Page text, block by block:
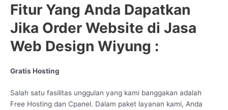
Fitur Yang Anda Dapatkan
Jika Order Website di Jasa
Web Design Wiyung :
Gratis Hosting
Salah satu fasilitas unggulan yang kami banggakan adalah
Free Hosting dan Cpanel. Dalam paket layanan kami, Anda